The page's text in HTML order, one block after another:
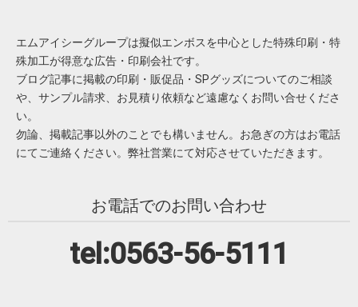
エムアイシーグループは擬似エンボスを中心とした特殊印刷・特
殊加工が得意な広告・印刷会社です。
ブログ記事に掲載の印刷・販促品・SPグッズについてのご相談
や、サンプル請求、お見積り依頼など遠慮なくお問い合せくださ
い。
勿論、掲載記事以外のことでも構いません。お急ぎの方はお電話
にてご連絡ください。弊社営業にて対応させていただきます。
お電話でのお問い合わせ
tel:0563-56-5111